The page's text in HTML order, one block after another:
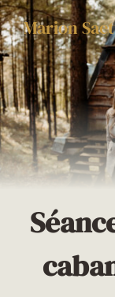
Aller
au
contenuMarion